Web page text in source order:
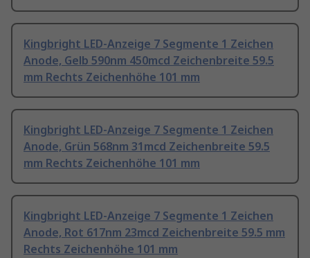
Kingbright LED-Anzeige 7 Segmente 1 Zeichen
Anode, Gelb 590nm 450mcd Zeichenbreite 59.5
mm Rechts Zeichenhöhe 101 mm
Kingbright LED-Anzeige 7 Segmente 1 Zeichen
Anode, Grün 568nm 31mcd Zeichenbreite 59.5
mm Rechts Zeichenhöhe 101 mm
Kingbright LED-Anzeige 7 Segmente 1 Zeichen
Anode, Rot 617nm 23mcd Zeichenbreite 59.5 mm
Rechts Zeichenhöhe 101 mm